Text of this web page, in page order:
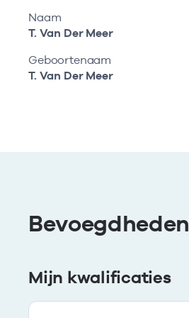
Naam
T. Van Der Meer
Geboortenaam
T. Van Der Meer
Bevoegdheden
Mijn kwalificaties